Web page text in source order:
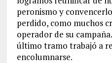
peronismo y
perdido, como muchos
operador de su
último tramo trabajó a
encolumnarse.